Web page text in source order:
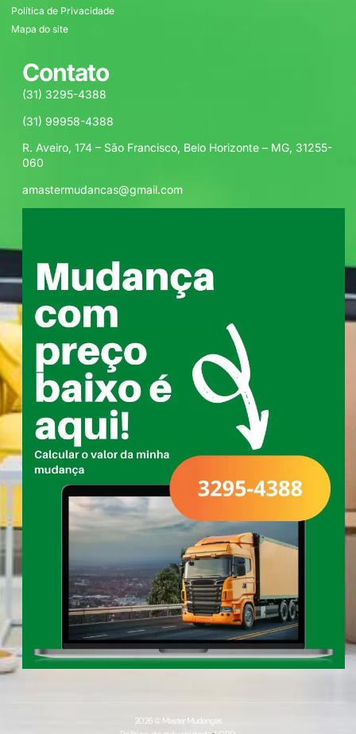
Política de Privacidade
Mapa do site
Contato
(31) 3295-4388
(31) 99958-4388
R. Aveiro, 174 – São Francisco, Belo Horizonte – MG, 31255-
060
amastermudancas@gmail.com
2026 © Master Mudanças